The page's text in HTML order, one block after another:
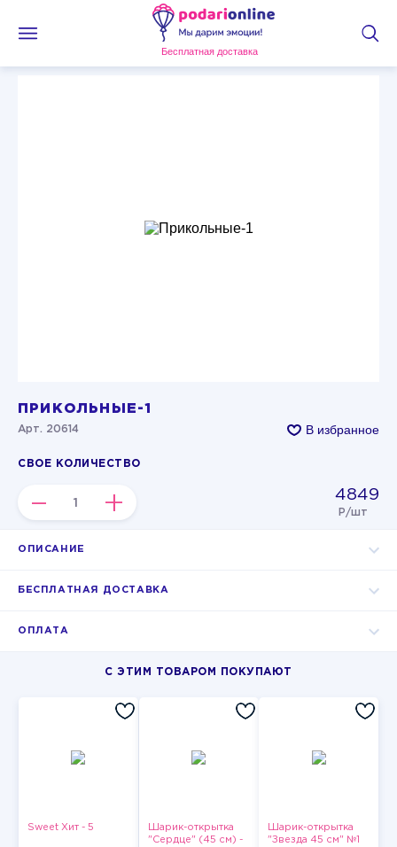
Бесплатная доставка
ПРИКОЛЬНЫЕ-1
Арт. 20614 В избранное
СВОЕ КОЛИЧЕСТВО
– + 4849
Р/шт
ОПИСАНИЕ
БЕСПЛАТНАЯ ДОСТАВКА
ОПЛАТА
С ЭТИМ ТОВАРОМ ПОКУПАЮТ
Sweet Хит - 5
Шарик-открытка
"Сердце" (45 см) -
Шарик-открытка
"Звезда 45 см" №1